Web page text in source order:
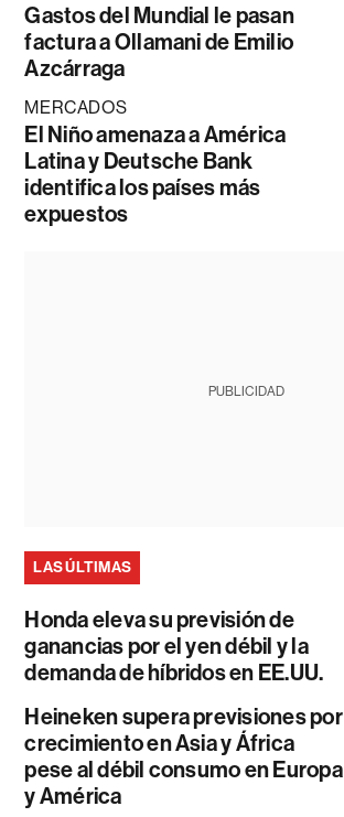
Gastos del Mundial le pasan
factura a Ollamani de Emilio
Azcárraga
MERCADOS
El Niño amenaza a América
Latina y Deutsche Bank
identifica los países más
expuestos
PUBLICIDAD
LAS ÚLTIMAS
Honda eleva su previsión de
ganancias por el yen débil y la
demanda de híbridos en EE.UU.
Heineken supera previsiones por
crecimiento en Asia y África
pese al débil consumo en Europa
y América